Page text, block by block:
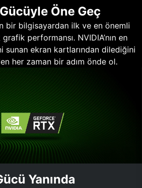
Öne Geç
bir bilgisayardan ilk ve en önemli
performansı. NVIDIA’nın en
sunan ekran kartlarından dilediğini
her zaman bir adım önde ol.
Yanında